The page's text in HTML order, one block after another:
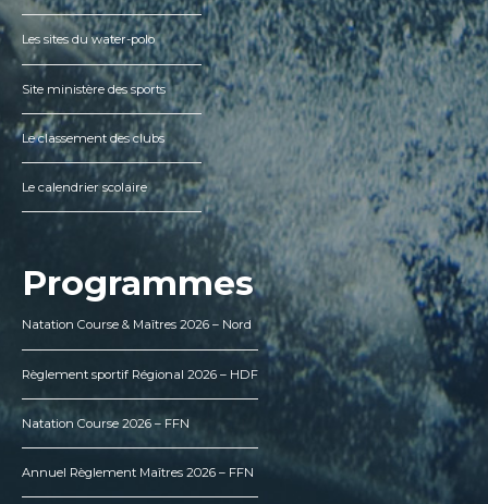
Les sites du water-polo
Site ministère des sports
Le classement des clubs
Le calendrier scolaire
Programmes
Natation Course & Maîtres 2026 – Nord
Règlement sportif Régional 2026 – HDF
Natation Course 2026 – FFN
Annuel Règlement Maîtres 2026 – FFN